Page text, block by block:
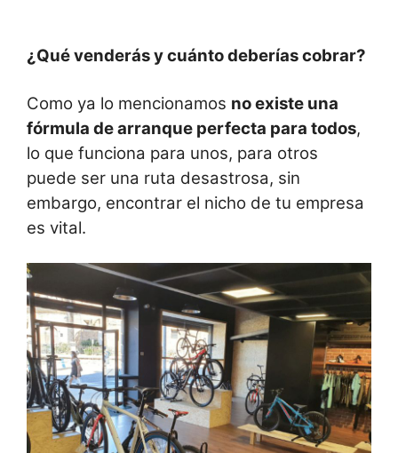
¿Qué venderás y cuánto deberías cobrar?
Como ya lo mencionamos no existe una
fórmula de arranque perfecta para todos,
lo que funciona para unos, para otros
puede ser una ruta desastrosa, sin
embargo, encontrar el nicho de tu empresa
es vital.